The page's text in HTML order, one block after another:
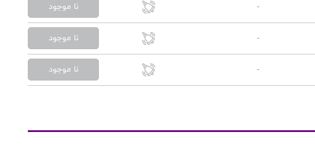
- نا موجود
- نا موجود
- نا موجود